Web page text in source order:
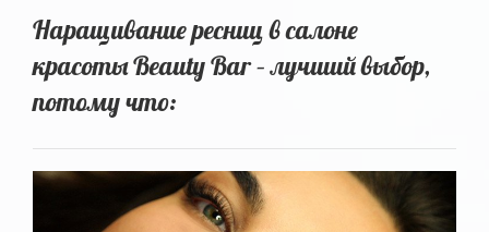
Наращивание ресниц в салоне
красоты Beauty Bar – лучший выбор,
потому что: